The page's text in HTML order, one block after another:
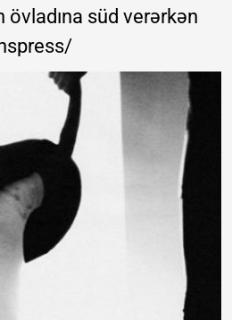
övladına süd verərkən